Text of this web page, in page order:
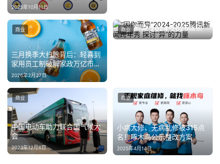
2025年10月11日
三月换季大扫除背后：轻喜到
家用员工制破解家政万亿市场
困局
2026年2月27日
商业
“因你而异”2024-2025腾讯
新闻跨年秀 探讨“异”的力量
2024年12月31日
商业
中国电动车助力联合国气候大
会
2023年12月6日
商业
小病大修、无病乱修被315点
名！啄木鸟公示整改方案
2025年4月14日
商业